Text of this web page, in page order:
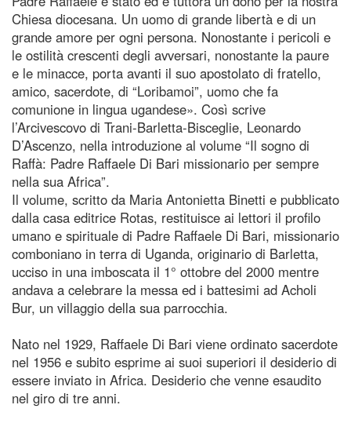
Chiesa diocesana. Un uomo di grande libertà e di un
grande amore per ogni persona. Nonostante i pericoli e
le ostilità crescenti degli avversari, nonostante la paure
e le minacce, porta avanti il suo apostolato di fratello,
amico, sacerdote, di “Loribamoi”, uomo che fa
comunione in lingua ugandese». Così scrive
l’Arcivescovo di Trani-Barletta-Bisceglie, Leonardo
D’Ascenzo, nella introduzione al volume “Il sogno di
Raffà: Padre Raffaele Di Bari missionario per sempre
nella sua Africa”.
Il volume, scritto da Maria Antonietta Binetti e pubblicato
dalla casa editrice Rotas, restituisce ai lettori il profilo
umano e spirituale di Padre Raffaele Di Bari, missionario
comboniano in terra di Uganda, originario di Barletta,
ucciso in una imboscata il 1° ottobre del 2000 mentre
andava a celebrare la messa ed i battesimi ad Acholi
Bur, un villaggio della sua parrocchia.
Nato nel 1929, Raffaele Di Bari viene ordinato sacerdote
nel 1956 e subito esprime ai suoi superiori il desiderio di
essere inviato in Africa. Desiderio che venne esaudito
nel giro di tre anni.